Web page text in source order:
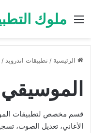
ملوكالقائمة
الرئيسية / تطبيقات اندرويد /
قسم مخصص لتطبيقات
الأغاني، تعديل الصوت،